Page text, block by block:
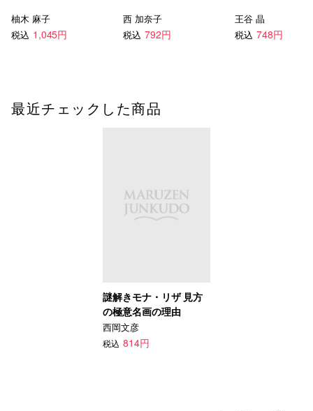
柚木 麻子
税込 1,045円
西 加奈子
税込 792円
王谷 晶
税込 748円
最近チェックした商品
謎解きモナ・リザ 見方
の極意名画の理由
西岡文彦
税込 814円